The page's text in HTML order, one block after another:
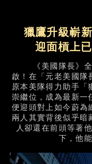
獵鷹升級嶄
迎面槓上
《美國隊長》全
啟！在「元老美國隊
原本美隊得力助手「
崇繼位，成為最新一
便迎頭對上如今蔚為
兩人其實背後似乎暗
人卻還在前頭等著
下，他